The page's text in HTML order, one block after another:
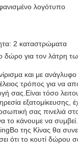
λογότυπο
2 καταστρώματα
δώρο για τον λάτρη
και με
τρόπος για να
σας.Είναι τόσο
εξατομίκευσης,
σας πινελιά
κάνουμε να
της Κίνας θα
ότι το κουτί δώρου